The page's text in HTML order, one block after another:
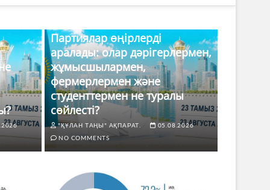
Партиялар өңірлерді
аралады: олар дәрігерлермен,
жұмысшылармен,
фермерлермен және
студенттермен не туралы
сөйлесті?
"ҚҰЛАН ТАҢЫ" АҚПАРАТ.
05.08.2026
NO COMMENTS